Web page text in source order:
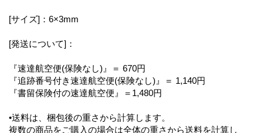
[サイズ]：6×3mm
[発送について]：
『速達航空便(保険なし)』＝ 670円
『追跡番号付き速達航空便(保険なし)』＝ 1,140円
『書留保険付の速達航空便』＝1,480円
•送料は、梱包後の重さから計算します。
複数の商品をご購入の場合は全体の重さから送料を計算し